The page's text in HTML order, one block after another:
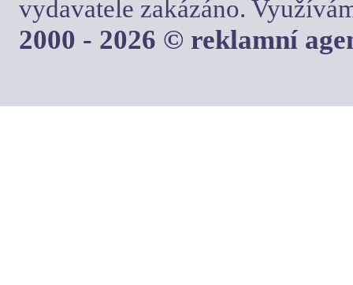
vydavatele zakázáno.
2000 - 2026 © reklamní